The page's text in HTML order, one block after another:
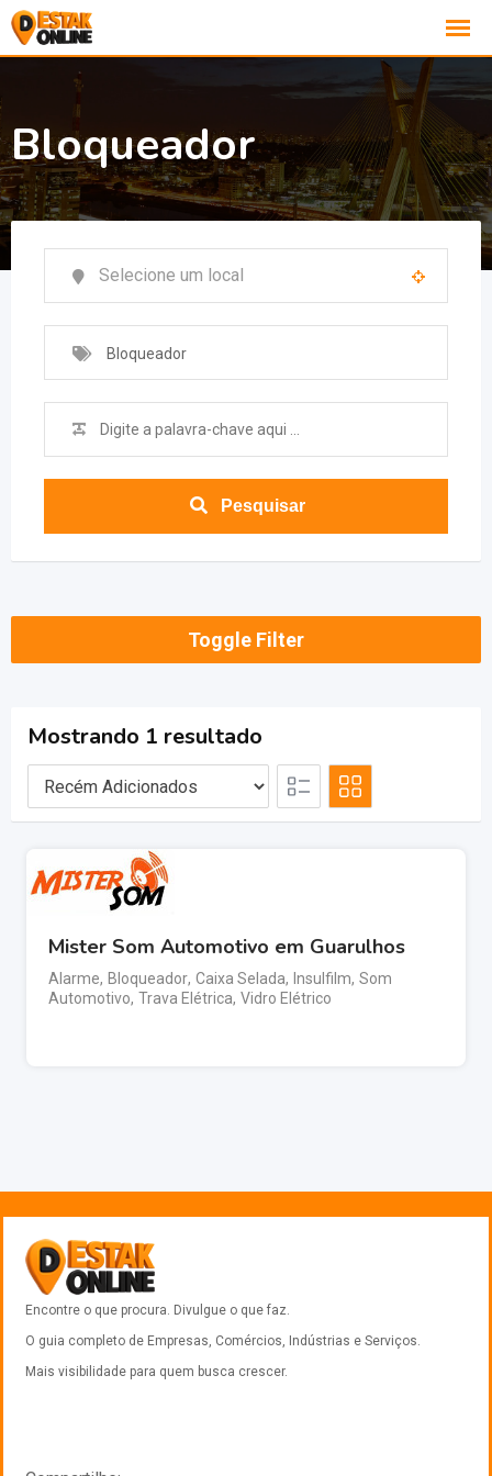
Bloqueador
Bloqueador
Pesquisar
Toggle Filter
Mostrando 1 resultado
Mister Som Automotivo em Guarulhos
Alarme, Bloqueador, Caixa Selada, Insulfilm, Som
Automotivo, Trava Elétrica, Vidro Elétrico
Encontre o que procura. Divulgue o que faz.
O guia completo de Empresas, Comércios, Indústrias e Serviços.
Mais visibilidade para quem busca crescer.